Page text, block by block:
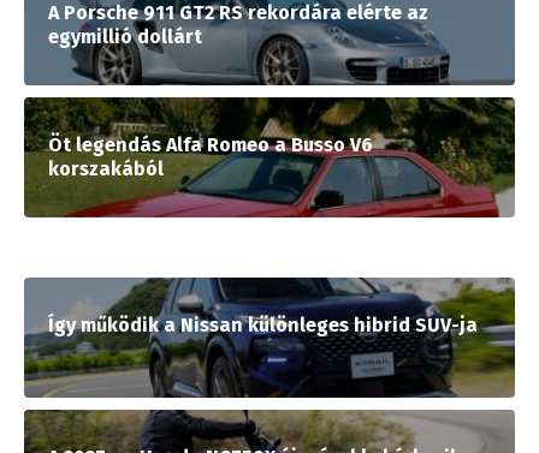
A Porsche 911 GT2 RS rekordára elérte az
egymillió dollárt
Öt legendás Alfa Romeo a Busso V6
korszakából
Így működik a Nissan különleges hibrid SUV-ja